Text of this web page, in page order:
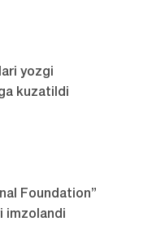
yozgi
kuzatildi
Foundation”
imzolandi